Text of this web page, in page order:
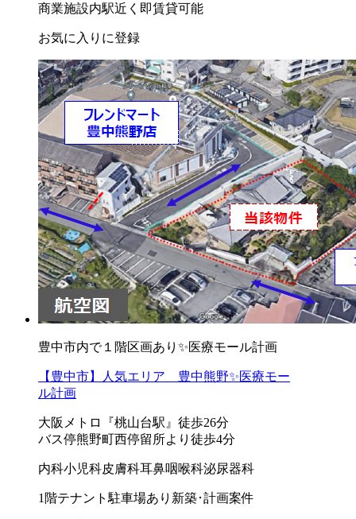
商業施設内駅近く 即賃貸可能
お気に入りに登録
豊中市内で１階区画あり✨医療モール計画
【豊中市】人気エリア 豊中熊野✨医療モー
ル計画
大阪メトロ『桃山台駅』徒歩26分
バス停熊野町西停留所より徒歩4分
内科小児科皮膚科耳鼻咽喉科泌尿器科
1階テナント 駐車場あり 新築･計画案件